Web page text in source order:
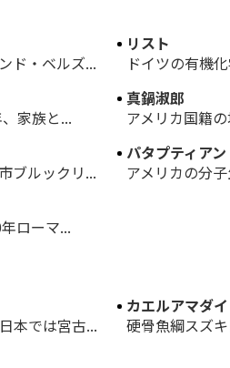
ド・ベルズ...
リスト
ドイツの有機
家族と...
真鍋淑郎
アメリカ国籍
ブルックリ...
パタプティアン
アメリカの分
ローマ...
本では宮古...
カエルアマダイ
硬骨魚綱スズ